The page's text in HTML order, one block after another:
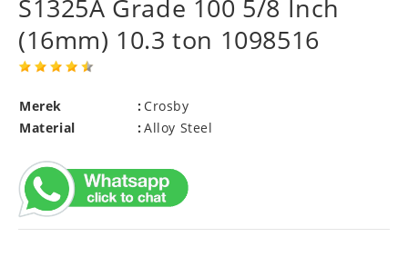
S1325A Grade 100 5/8 Inch
(16mm) 10.3 ton 1098516
Merek : Crosby
Material
: Alloy Steel